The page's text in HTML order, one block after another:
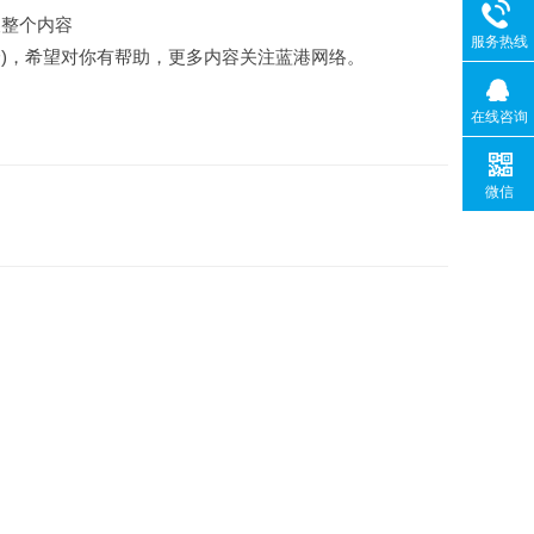
个内容
希望对你有帮助，更多内容关注蓝港网络。
服务热线
在线咨询
微信